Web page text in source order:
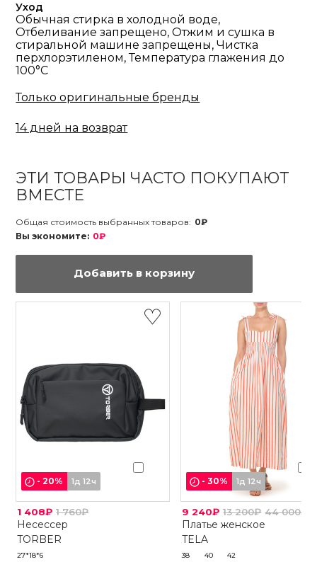
Уход
Обычная стирка в холодной воде,
Отбеливание запрещено, Отжим и сушка в
стиральной машине запрещены, Чистка
перхлорэтиленом, Температура глажения до
100°С
Только оригинальные бренды
14 дней на возврат
ЭТИ ТОВАРЫ ЧАСТО ПОКУПАЮТ
ВМЕСТЕ
Общая стоимость выбранных товаров: 0₽
Вы экономите: 0₽
Добавить в корзину
-20% 1д 12ч
1 408₽ 1 760₽
Несессер
TORBER
27*18*6
-30% 1д 12ч
9 240₽ 13 200₽ 44 000₽
Платье женское
TELA
38 40 42